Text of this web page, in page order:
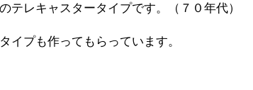
テレキャスタータイプです。（７０年代）
イプも作ってもらっています。